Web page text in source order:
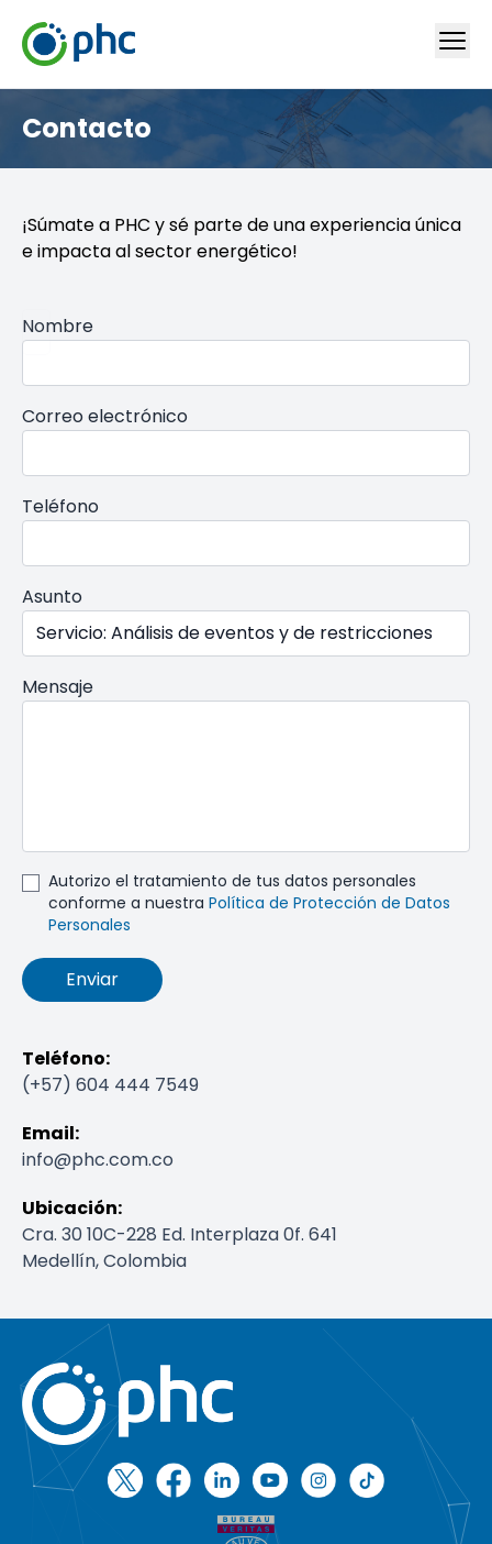
Contacto
¡Súmate a PHC y sé parte de una experiencia única
e impacta al sector energético!
Nombre
Correo electrónico
Teléfono
Asunto
Mensaje
Autorizo el tratamiento de tus datos personales
conforme a nuestra Política de Protección de Datos
Personales
Enviar
Teléfono:
(+57) 604 444 7549
Email:
info@phc.com.co
Ubicación:
Cra. 30 10C-228 Ed. Interplaza 0f. 641
Medellín, Colombia